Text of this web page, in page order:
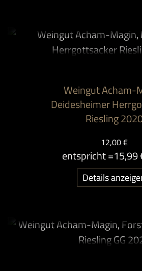
Weingut Acham-
Deidesheimer
Riesling
12,00 €
entspricht =15,99
Details